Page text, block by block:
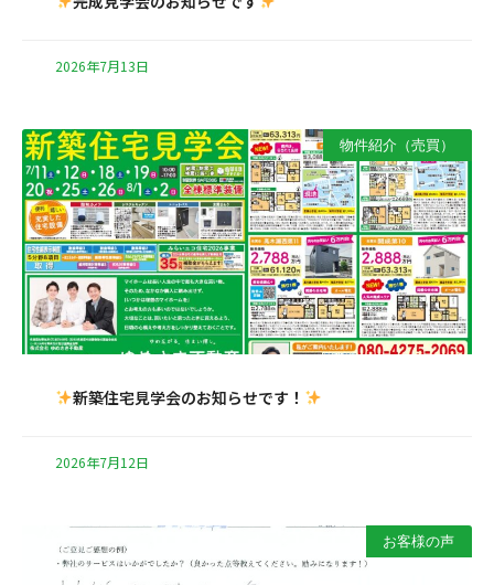
2026年7月13日
物件紹介（売買）
新築住宅見学会のお知らせです！
2026年7月12日
お客様の声